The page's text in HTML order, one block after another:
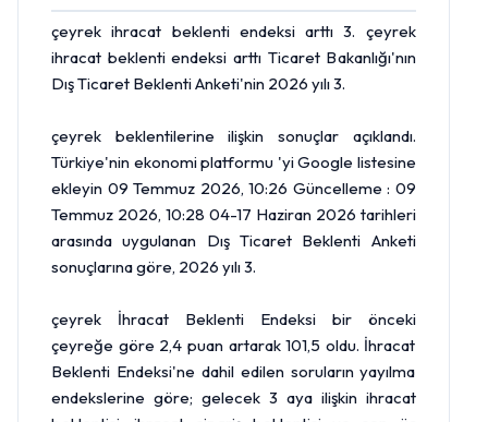
çeyrek ihracat beklenti endeksi arttı 3. çeyrek
ihracat beklenti endeksi arttı Ticaret Bakanlığı'nın
Dış Ticaret Beklenti Anketi'nin 2026 yılı 3.
çeyrek beklentilerine ilişkin sonuçlar açıklandı.
Türkiye'nin ekonomi platformu 'yi Google listesine
ekleyin 09 Temmuz 2026, 10:26 Güncelleme : 09
Temmuz 2026, 10:28 04-17 Haziran 2026 tarihleri
arasında uygulanan Dış Ticaret Beklenti Anketi
sonuçlarına göre, 2026 yılı 3.
çeyrek İhracat Beklenti Endeksi bir önceki
çeyreğe göre 2,4 puan artarak 101,5 oldu. İhracat
Beklenti Endeksi'ne dahil edilen soruların yayılma
endekslerine göre; gelecek 3 aya ilişkin ihracat